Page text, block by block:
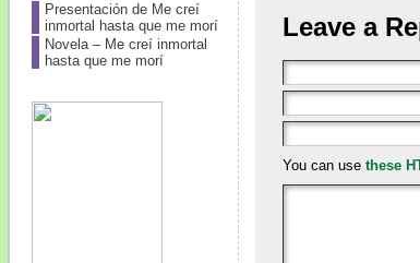
Presentación de Me creí
inmortal hasta que me morí
Novela – Me creí inmortal
hasta que me morí
Leave a
You can use these